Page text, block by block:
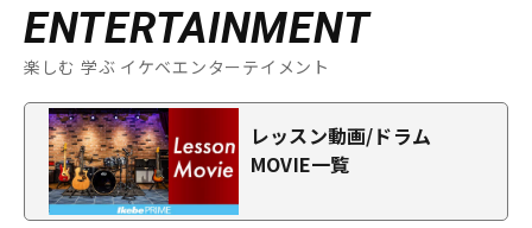
ENTERTAINMENT
楽しむ 学ぶ イケベエンターテイメント
レッスン動画/ドラム
MOVIE一覧